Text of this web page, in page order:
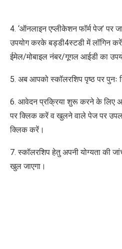
4. ‘ऑनलाइन एप्लीकेशन फॉर्म पेज’ पर
उपयोग करके बड्डी4स्टडी में लॉगिन
ईमेल/मोबाइल नंबर/गूगल आईडी का
5. अब आपको स्कॉलरशिप पृष्ठ पर पुनः
6. आवेदन प्रक्रिया शुरू करने के लिए
पर क्लिक करें व खुलने वाले पेज पर
क्लिक करें।
7. स्कॉलरशिप हेतु अपनी योग्यता की
खुल जाएगा।